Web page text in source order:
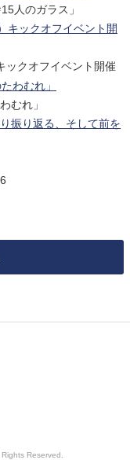
人のガラス」
ックオフイベント開催
むれ」
Reserved.